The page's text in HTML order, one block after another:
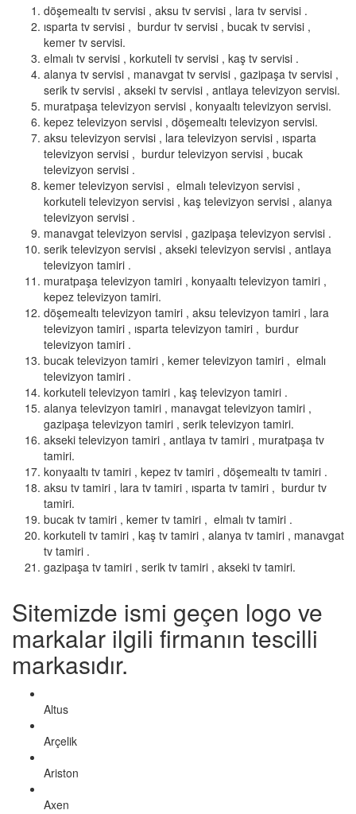
döşemealtı tv servisi , aksu tv servisi , lara tv servisi .
ısparta tv servisi , burdur tv servisi , bucak tv servisi ,
kemer tv servisi.
elmalı tv servisi , korkuteli tv servisi , kaş tv servisi .
alanya tv servisi , manavgat tv servisi , gazipaşa tv servisi ,
serik tv servisi , akseki tv servisi , antlaya televizyon servisi.
muratpaşa televizyon servisi , konyaaltı televizyon servisi.
kepez televizyon servisi , döşemealtı televizyon servisi.
aksu televizyon servisi , lara televizyon servisi , ısparta
televizyon servisi , burdur televizyon servisi , bucak
televizyon servisi .
kemer televizyon servisi , elmalı televizyon servisi ,
korkuteli televizyon servisi , kaş televizyon servisi , alanya
televizyon servisi .
manavgat televizyon servisi , gazipaşa televizyon servisi .
serik televizyon servisi , akseki televizyon servisi , antlaya
televizyon tamiri .
muratpaşa televizyon tamiri , konyaaltı televizyon tamiri ,
kepez televizyon tamiri.
döşemealtı televizyon tamiri , aksu televizyon tamiri , lara
televizyon tamiri , ısparta televizyon tamiri , burdur
televizyon tamiri .
bucak televizyon tamiri , kemer televizyon tamiri , elmalı
televizyon tamiri .
korkuteli televizyon tamiri , kaş televizyon tamiri .
alanya televizyon tamiri , manavgat televizyon tamiri ,
gazipaşa televizyon tamiri , serik televizyon tamiri.
akseki televizyon tamiri , antlaya tv tamiri , muratpaşa tv
tamiri.
konyaaltı tv tamiri , kepez tv tamiri , döşemealtı tv tamiri .
aksu tv tamiri , lara tv tamiri , ısparta tv tamiri , burdur tv
tamiri.
bucak tv tamiri , kemer tv tamiri , elmalı tv tamiri .
korkuteli tv tamiri , kaş tv tamiri , alanya tv tamiri , manavgat
tv tamiri .
gazipaşa tv tamiri , serik tv tamiri , akseki tv tamiri.
Sitemizde ismi geçen logo ve
markalar ilgili firmanın tescilli
markasıdır.
Altus
Arçelik
Ariston
Axen